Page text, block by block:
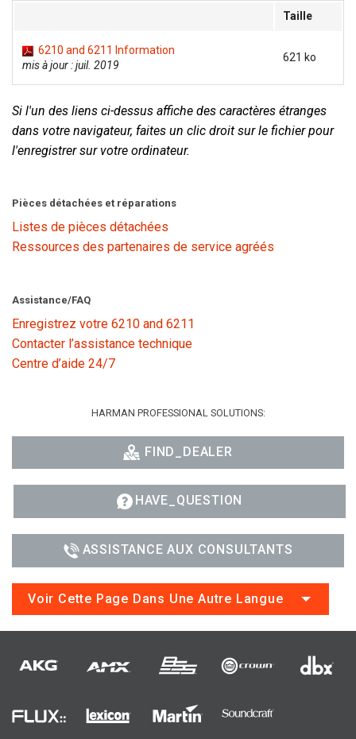
Langue/Région
Taille
6210 and 6211 Information
mis à jour : juil. 2019
621 ko
Si l'un des liens ci-dessus affiche des caractères étranges
dans votre navigateur, faites un clic droit sur le fichier pour
l'enregistrer sur votre ordinateur.
Pièces détachées et réparations
Listes de pièces détachées
Ressources des partenaires de service agréés
Assistance/FAQ
Enregistrez votre 6210 and 6211
Contacter l’assistance technique
Centre d’aide 24/7
HARMAN PROFESSIONAL SOLUTIONS:
FIND_DEALER
HAVE_QUESTION
ASSISTANCE AUX CONSULTANTS
Voir Cette Page Dans Une Autre Langue